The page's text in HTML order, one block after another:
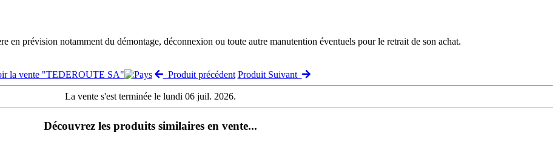
en prévision notamment du démontage, déconnexion ou toute autre manutention éventuels pour le retrait de son achat.
la vente "TEDEROUTE SA"
Produit précédent Produit Suivant
La vente s'est terminée le lundi 06 juil. 2026.
Découvrez les produits similaires en vente...